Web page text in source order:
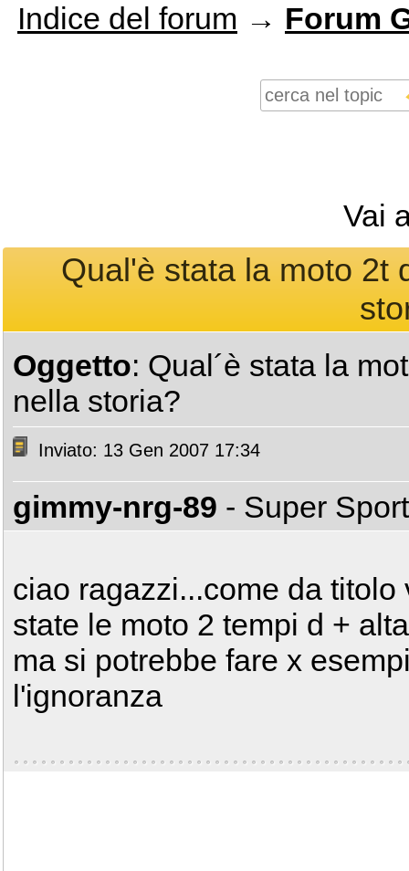
Indice del forum → Forum
Vai
Qual'è stata la moto 2t
Oggetto: Qual´è stata la
nella storia?
Inviato: 13 Gen 2007 17:34
gimmy-nrg-89 - Super
ciao ragazzi...come da
state le moto 2 tempi d +
ma si potrebbe fare x
l'ignoranza